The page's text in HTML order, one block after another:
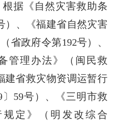
据《自然灾害救助条
）、《福建省自然灾害
省政府令第192号）、
管理办法》（闽民救
建省救灾物资调运暂行
59号）、《三明市救
定》（明发改综合